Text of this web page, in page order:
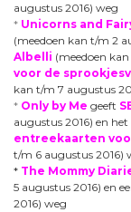
augustus 2016) weg
* Unicorns and
(meedoen kan t/m 2
Albelli (meedoen
voor de
kan t/m 7 augustus
* Only by Me geeft
augustus 2016) en het
entreekaarten
t/m 6 augustus 2016)
* The Mommy
5 augustus 2016) en
2016) weg